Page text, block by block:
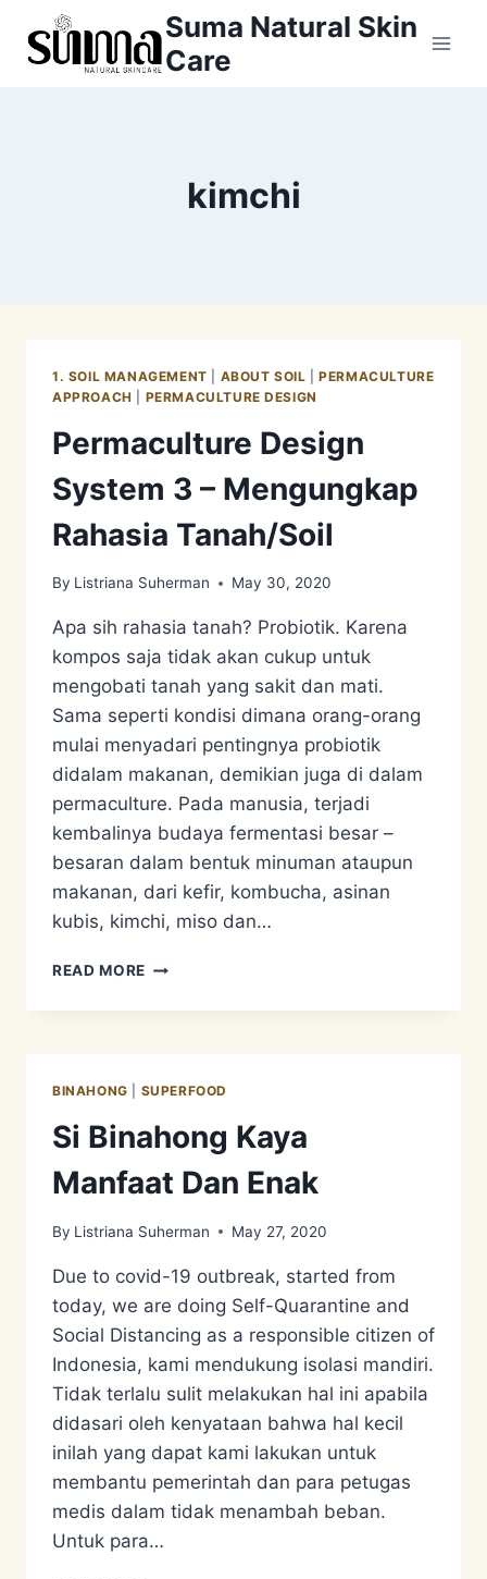
Suma Natural Skin
Care
kimchi
1. SOIL MANAGEMENT ABOUT SOIL |PERMACULTURE
APPROACH
PERMACULTURE DESIGN
Permaculture Design
System 3 – Mengungkap
Rahasia Tanah/Soil
By Listriana Suherman May 30, 2020
Apa sih rahasia tanah? Probiotik. Karena
kompos saja tidak akan cukup untuk
mengobati tanah yang sakit dan mati.
Sama seperti kondisi dimana orang-orang
mulai menyadari pentingnya probiotik
didalam makanan, demikian juga di dalam
permaculture. Pada manusia, terjadi
kembalinya budaya fermentasi besar –
besaran dalam bentuk minuman ataupun
makanan, dari kefir, kombucha, asinan
kubis, kimchi, miso dan…
READ MORE PERMACULTURE
SYSTEM
TANAH/SOIL
BINAHONG SUPERFOOD
Si Binahong Kaya
Manfaat Dan Enak
By Listriana Suherman May 27, 2020
Due to covid-19 outbreak, started from
today, we are doing Self-Quarantine and
Social Distancing as a responsible citizen of
Indonesia, kami mendukung isolasi mandiri.
Tidak terlalu sulit melakukan hal ini apabila
didasari oleh kenyataan bahwa hal kecil
inilah yang dapat kami lakukan untuk
membantu pemerintah dan para petugas
medis dalam tidak menambah beban.
Untuk para…